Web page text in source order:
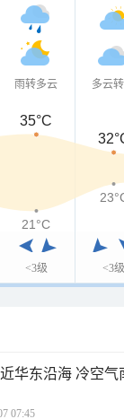
雨转多云
<3级
多云
<3级
35°C
21°C
华东沿海 冷空
07:45